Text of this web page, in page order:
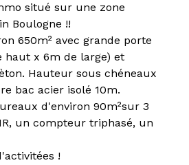
situé sur une zone
Boulogne !!
650m² avec grande porte
haut x 6m de large) et
Hauteur sous chéneaux
bac acier isolé 10m.
d'environ 90m²sur 3
un compteur triphasé, un
!